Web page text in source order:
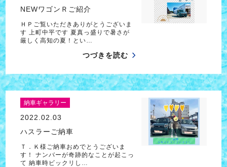
NEWワゴンＲご紹介
ＨＰご覧いただきありがとうございま
す 上町中平です 夏真っ盛りで暑さが
厳しく高知の夏！とい…
つづきを読む
納車ギャラリー
2022.02.03
ハスラーご納車
Ｔ．Ｋ様ご納車おめでとうございま
す！ ナンバーが奇跡的なことが起こっ
て 納車時ビックリし…